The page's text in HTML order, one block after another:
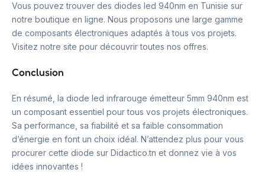
Vous pouvez trouver des diodes led 940nm en Tunisie sur
notre boutique en ligne. Nous proposons une large gamme
de composants électroniques adaptés à tous vos projets.
Visitez notre site pour découvrir toutes nos offres.
Conclusion
En résumé, la diode led infrarouge émetteur 5mm 940nm est
un composant essentiel pour tous vos projets électroniques.
Sa performance, sa fiabilité et sa faible consommation
d’énergie en font un choix idéal. N’attendez plus pour vous
procurer cette diode sur Didactico.tn et donnez vie à vos
idées innovantes !